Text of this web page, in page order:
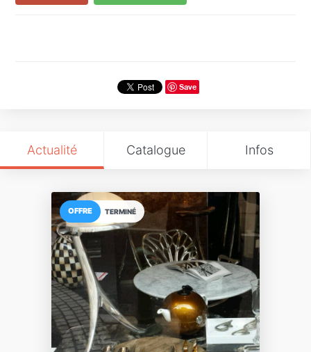
Save
Actualité Catalogue Infos
TERMINÉ
OFFRE